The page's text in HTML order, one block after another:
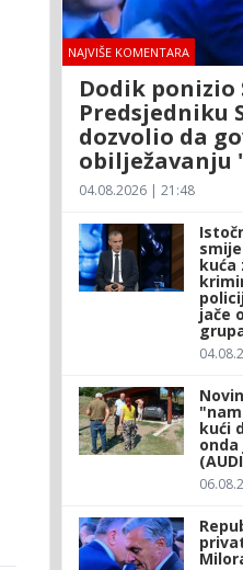
NAJVIŠE KOMENTARA
Dodik ponizio
Predsjedniku
dozvolio da
obilježavanju
04.08.2026 | 21:48
kuća
jače
kući